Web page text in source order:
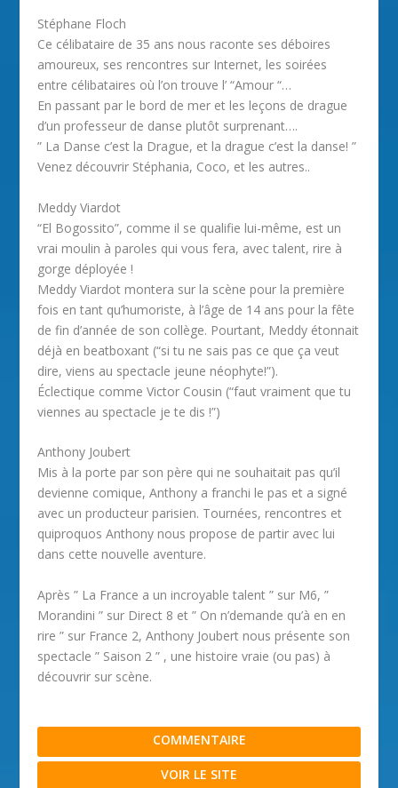
Stéphane Floch
Ce célibataire de 35 ans nous raconte ses déboires
amoureux, ses rencontres sur Internet, les soirées
entre célibataires où l’on trouve l’ “Amour “…
En passant par le bord de mer et les leçons de drague
d’un professeur de danse plutôt surprenant….
” La Danse c’est la Drague, et la drague c’est la danse! ”
Venez découvrir Stéphania, Coco, et les autres..
Meddy Viardot
“El Bogossito”, comme il se qualifie lui-même, est un
vrai moulin à paroles qui vous fera, avec talent, rire à
gorge déployée !
Meddy Viardot montera sur la scène pour la première
fois en tant qu’humoriste, à l’âge de 14 ans pour la fête
de fin d’année de son collège. Pourtant, Meddy étonnait
déjà en beatboxant (“si tu ne sais pas ce que ça veut
dire, viens au spectacle jeune néophyte!”).
Éclectique comme Victor Cousin (“faut vraiment que tu
viennes au spectacle je te dis !”)
Anthony Joubert
Mis à la porte par son père qui ne souhaitait pas qu’il
devienne comique, Anthony a franchi le pas et a signé
avec un producteur parisien. Tournées, rencontres et
quiproquos Anthony nous propose de partir avec lui
dans cette nouvelle aventure.
Après ” La France a un incroyable talent ” sur M6, ”
Morandini ” sur Direct 8 et ” On n’demande qu’à en en
rire ” sur France 2, Anthony Joubert nous présente son
spectacle ” Saison 2 ” , une histoire vraie (ou pas) à
découvrir sur scène.
COMMENTAIRE
VOIR LE SITE